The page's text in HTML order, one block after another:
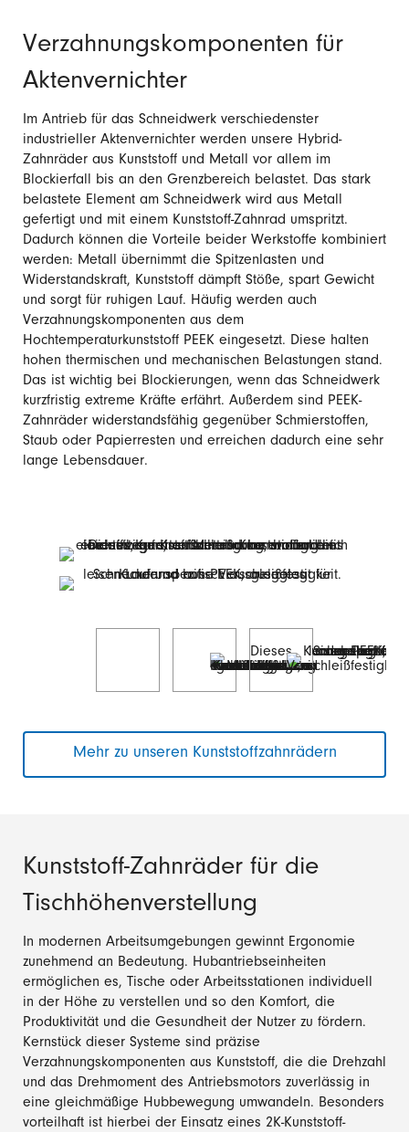
Verzahnungskomponenten für
Aktenvernichter
Im Antrieb für das Schneidwerk verschiedenster
industrieller Aktenvernichter werden unsere Hybrid-
Zahnräder aus Kunststoff und Metall vor allem im
Blockierfall bis an den Grenzbereich belastet. Das stark
belastete Element am Schneidwerk wird aus Metall
gefertigt und mit einem Kunststoff-Zahnrad umspritzt.
Dadurch können die Vorteile beider Werkstoffe kombiniert
werden: Metall übernimmt die Spitzenlasten und
Widerstandskraft, Kunststoff dämpft Stöße, spart Gewicht
und sorgt für ruhigen Lauf. Häufig werden auch
Verzahnungskomponenten aus dem
Hochtemperaturkunststoff PEEK eingesetzt. Diese halten
hohen thermischen und mechanischen Belastungen stand.
Das ist wichtig bei Blockierungen, wenn das Schneidwerk
kurzfristig extreme Kräfte erfährt. Außerdem sind PEEK-
Zahnräder widerstandsfähig gegenüber Schmierstoffen,
Staub oder Papierresten und erreichen dadurch eine sehr
lange Lebensdauer.
Mehr zu unseren Kunststoffzahnrädern
Kunststoff-Zahnräder für die
Tischhöhenverstellung
In modernen Arbeitsumgebungen gewinnt Ergonomie
zunehmend an Bedeutung. Hubantriebseinheiten
ermöglichen es, Tische oder Arbeitsstationen individuell
in der Höhe zu verstellen und so den Komfort, die
Produktivität und die Gesundheit der Nutzer zu fördern.
Kernstück dieser Systeme sind präzise
Verzahnungskomponenten aus Kunststoff, die die Drehzahl
und das Drehmoment des Antriebsmotors zuverlässig in
eine gleichmäßige Hubbewegung umwandeln. Besonders
vorteilhaft ist hierbei der Einsatz eines 2K-Kunststoff-